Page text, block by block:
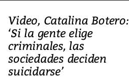
Video, Catalina Botero:
‘Si la gente elige
criminales, las
sociedades deciden
suicidarse’